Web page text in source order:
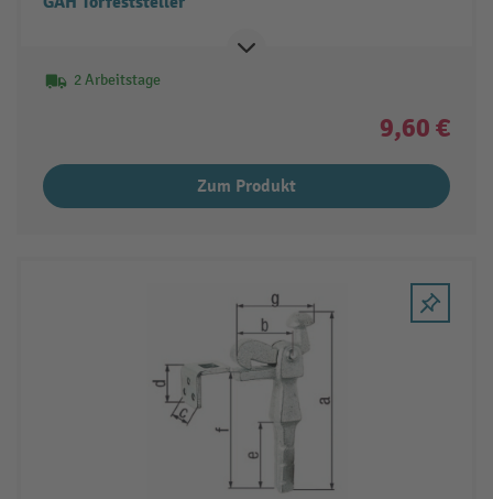
2 Arbeitstage
9,60 €
Zum Produkt